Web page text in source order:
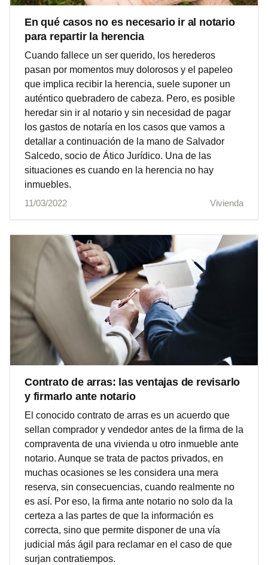
En qué casos no es necesario ir al notario
para repartir la herencia
Cuando fallece un ser querido, los herederos
pasan por momentos muy dolorosos y el papeleo
que implica recibir la herencia, suele suponer un
auténtico quebradero de cabeza. Pero, es posible
heredar sin ir al notario y sin necesidad de pagar
los gastos de notaría en los casos que vamos a
detallar a continuación de la mano de Salvador
Salcedo, socio de Ático Jurídico. Una de las
situaciones es cuando en la herencia no hay
inmuebles.
11/03/2022
Vivienda
Contrato de arras: las ventajas de revisarlo
y firmarlo ante notario
El conocido contrato de arras es un acuerdo que
sellan comprador y vendedor antes de la firma de la
compraventa de una vivienda u otro inmueble ante
notario. Aunque se trata de pactos privados, en
muchas ocasiones se les considera una mera
reserva, sin consecuencias, cuando realmente no
es así. Por eso, la firma ante notario no solo da la
certeza a las partes de que la información es
correcta, sino que permite disponer de una vía
judicial más ágil para reclamar en el caso de que
surjan contratiempos.